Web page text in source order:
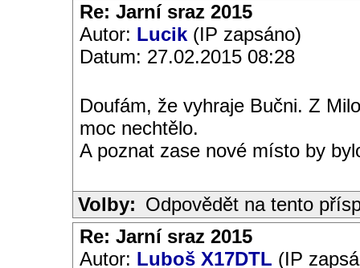
Re: Jarní sraz 2015
Autor: Lucik (IP zapsáno)
Datum: 27.02.2015 08:28
Doufám, že vyhraje Bučni. Z
moc nechtělo.
A poznat zase nové místo by
Volby: Odpovědět na tento
Re: Jarní sraz 2015
Autor: Luboš X17DTL (IP